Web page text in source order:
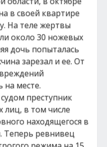
в своей квартире
На теле жертвы
около 30 ножевых
дочь попыталась
зарезал и ее. От
на месте.
преступник
лиц, в том числе
находящегося в
Теперь ревнивец